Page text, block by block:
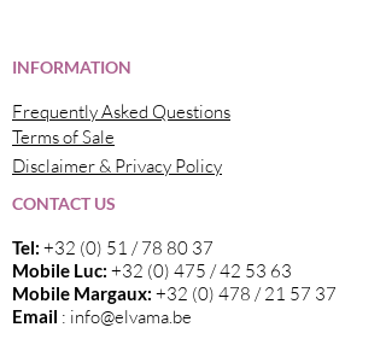
INFORMATION
Frequently Asked Questions
Terms of Sale
Disclaimer & Privacy Policy
CONTACT US
Tel: +32 (0) 51 / 78 80 37
Mobile Luc: +32 (0) 475 / 42 53 63
Mobile Margaux: +32 (0) 478 / 21 57 37
Email : info@elvama.be